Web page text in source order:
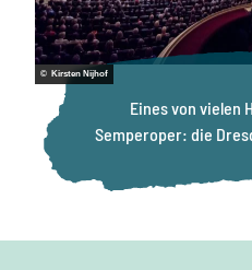
© Kirsten Nijhof
Eines von vielen
Semperoper: die